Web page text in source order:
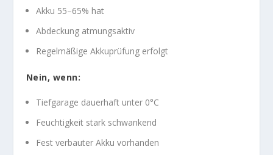
Akku 55–65% hat
Abdeckung atmungsaktiv
Regelmäßige Akkuprüfung erfolgt
Nein, wenn:
Tiefgarage dauerhaft unter 0°C
Feuchtigkeit stark schwankend
Fest verbauter Akku vorhanden